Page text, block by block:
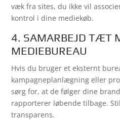
væk fra sites, du ikke vil
kontrol i dine mediekøb.
4. SAMARBEJD TÆT
MEDIEBUREAU
Hvis du bruger et eksternt
kampagneplanlægning eller
sørg for, at de følger dine
rapporterer løbende tilbage.
transparens.